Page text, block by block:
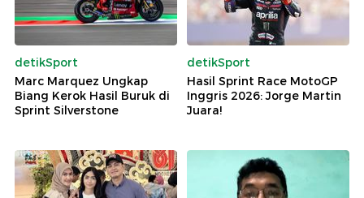
detikSport
Marc Marquez Ungkap
Biang Kerok Hasil Buruk di
Sprint Silverstone
detikSport
Hasil Sprint Race MotoGP
Inggris 2026: Jorge Martin
Juara!